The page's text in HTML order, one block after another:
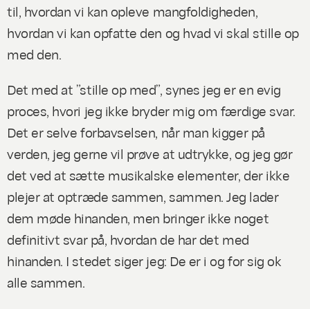
til, hvordan vi kan opleve mangfoldigheden,
hvordan vi kan opfatte den og hvad vi skal stille op
med den.
Det med at ”stille op med”, synes jeg er en evig
proces, hvori jeg ikke bryder mig om færdige svar.
Det er selve forbavselsen, når man kigger på
verden, jeg gerne vil prøve at udtrykke, og jeg gør
det ved at sætte musikalske elementer, der ikke
plejer at optræde sammen, sammen. Jeg lader
dem møde hinanden, men bringer ikke noget
definitivt svar på, hvordan de har det med
hinanden. I stedet siger jeg: De er i og for sig ok
alle sammen.